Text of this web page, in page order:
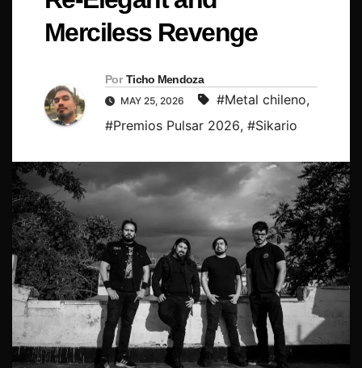
Merciless Revenge
Por Ticho Mendoza
MAY 25, 2026 #Metal chileno,
#Premios Pulsar 2026, #Sikario